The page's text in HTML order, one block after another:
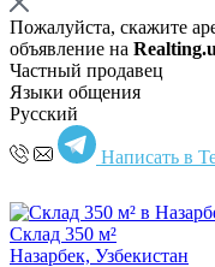
Пожалуйста, скажите
объявление на
Частный продавец
Языки общения
Русский
Написать в
Склад 350 м²
Назарбек, Узбекистан